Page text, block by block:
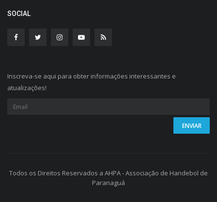
SOCIAL
Inscreva-se aqui para obter informações interessantes e
atualizações!
Todos os Direitos Reservados a AHPA - Associação de Handebol de
Paranaguá